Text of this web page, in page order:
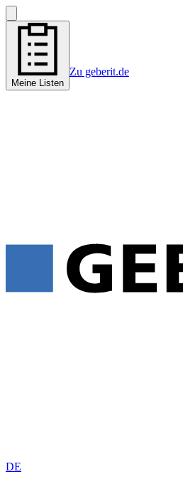
Meine Listen
Zu geberit.de
DE